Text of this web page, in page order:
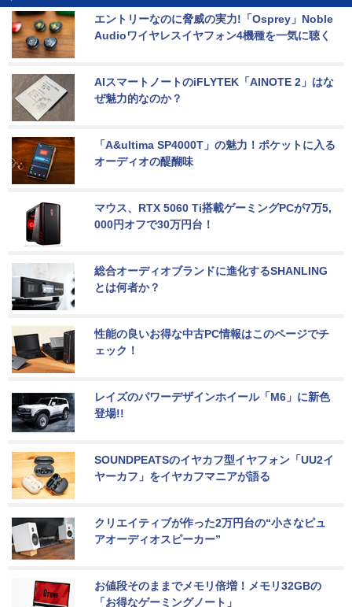
エントリーなのに脅威の実力!「Osprey」Noble
Audioワイヤレスイヤフォン4機種を一気に聴く
AIスマートノートのiFLYTEK「AINOTE 2」はな
ぜ魅力的なのか？
「A&ultima SP4000T」の魅力！ポケットに入る
オーディオの醍醐味
マウス、RTX 5060 Ti搭載ゲーミングPCが7万5,
000円オフで30万円台！
総合オーディオブランドに進化するSHANLING
とは何者か？
性能の良いお得な中古PC情報はこのページでチ
ェック！
レイズのパワーデザインホイール「M6」に新色
登場!!
SOUNDPEATSのイヤカフ型イヤフォン「UU2イ
ヤーカフ」をイヤカフマニアが語る
クリエイティブが作った2万円台の“小さなピュ
アオーディオスピーカー”
お値段そのままでメモリ倍増！メモリ32GBの
「お得なゲーミングノート」